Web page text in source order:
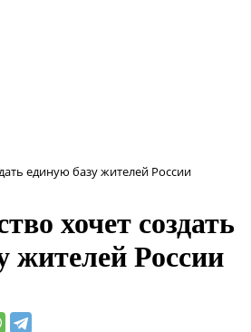
единую базу жителей России
хочет создать
жителей России